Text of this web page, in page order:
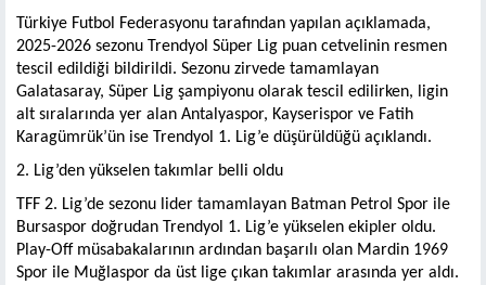
Türkiye Futbol Federasyonu tarafından yapılan açıklamada,
2025-2026 sezonu Trendyol Süper Lig puan cetvelinin resmen
tescil edildiği bildirildi. Sezonu zirvede tamamlayan
Galatasaray, Süper Lig şampiyonu olarak tescil edilirken, ligin
alt sıralarında yer alan Antalyaspor, Kayserispor ve Fatih
Karagümrük’ün ise Trendyol 1. Lig’e düşürüldüğü açıklandı.
2. Lig’den yükselen takımlar belli oldu
TFF 2. Lig’de sezonu lider tamamlayan Batman Petrol Spor ile
Bursaspor doğrudan Trendyol 1. Lig’e yükselen ekipler oldu.
Play-Off müsabakalarının ardından başarılı olan Mardin 1969
Spor ile Muğlaspor da üst lige çıkan takımlar arasında yer aldı.